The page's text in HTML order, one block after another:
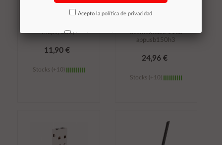
Tarjeta de red Mini USB
Wifi WU650 AC650
Mbps) Cudy
11,90 €
Stocks (+10)
carrito
150mb alta ganancia
desmontable 11db
appusb150h3
24,96 €
Stocks (+10)
carrito
Acepto la política de privacidad
No volver a mostrar mas este aviso